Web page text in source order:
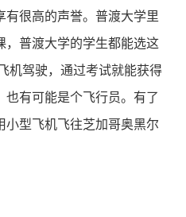
有很高的声誉。普渡大学里
，普渡大学的学生都能选这
机驾驶，通过考试就能获得
也有可能是个飞行员。有了
小型飞机飞往芝加哥奥黑尔